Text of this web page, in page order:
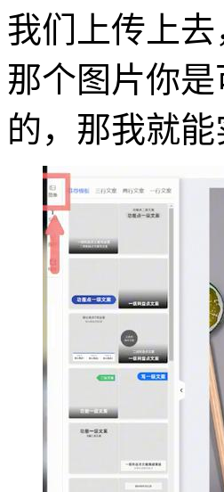
我们上传上
那个图片你
的，那我就